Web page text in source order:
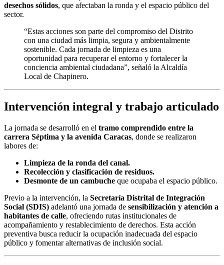
desechos sólidos, que afectaban la ronda y el espacio público del
sector.
“Estas acciones son parte del compromiso del Distrito
con una ciudad más limpia, segura y ambientalmente
sostenible. Cada jornada de limpieza es una
oportunidad para recuperar el entorno y fortalecer la
conciencia ambiental ciudadana”, señaló la Alcaldía
Local de Chapinero.
Intervención integral y trabajo articulado
La jornada se desarrolló en el tramo comprendido entre la
carrera Séptima y la avenida Caracas, donde se realizaron
labores de:
Limpieza de la ronda del canal.
Recolección y clasificación de residuos.
Desmonte de un cambuche que ocupaba el espacio público.
Previo a la intervención, la Secretaría Distrital de Integración
Social (SDIS) adelantó una jornada de sensibilización y atención a
habitantes de calle, ofreciendo rutas institucionales de
acompañamiento y restablecimiento de derechos. Esta acción
preventiva busca reducir la ocupación inadecuada del espacio
público y fomentar alternativas de inclusión social.